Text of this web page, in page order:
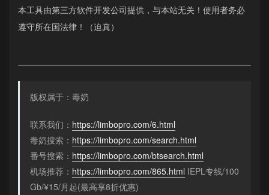
本工具由第三方软件开发公司提供，与本站无关！使用者务必
遵守所在国法律！（迫真）
版权属于：毒奶
联系我们： https://limbopro.com/6.html
毒奶搜索： https://limbopro.com/search.html
番号搜索： https://limbopro.com/btsearch.html
机场推荐： https://limbopro.com/865.html IEPL专线/100
Gb/¥15/月起(最高享8折优惠)